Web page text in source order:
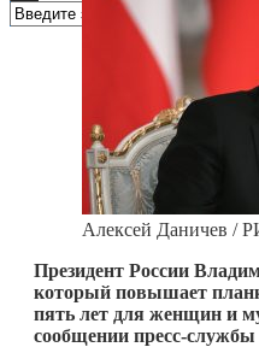
Алексей Даничев /
Президент России
который повышает
пять лет для женщин и
сообщении пресс-